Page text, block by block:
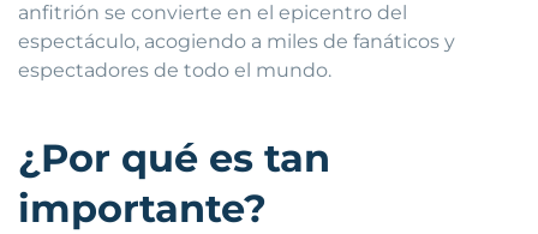
anfitrión se convierte en el epicentro del
espectáculo, acogiendo a miles de fanáticos y
espectadores de todo el mundo.
¿Por qué es tan
importante?